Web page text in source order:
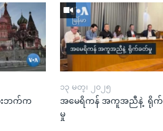
းဘက်က
၁၃ မတ္၊ ၂၀၂၅
အမေရိကန် အကူအညီနဲ့ ရို
မှု